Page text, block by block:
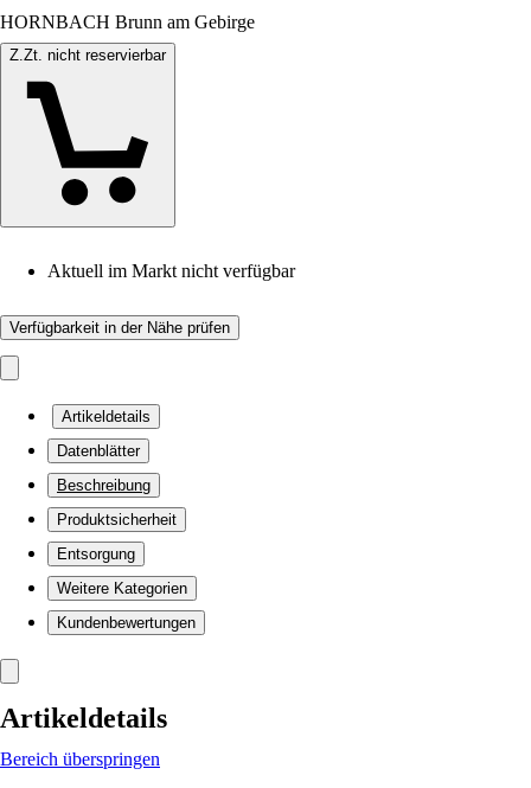
HORNBACH Brunn am Gebirge
Z.Zt. nicht reservierbar
Aktuell im Markt nicht verfügbar
Verfügbarkeit in der Nähe prüfen
Artikeldetails
Datenblätter
Beschreibung
Produktsicherheit
Entsorgung
Weitere Kategorien
Kundenbewertungen
Artikeldetails
Bereich überspringen